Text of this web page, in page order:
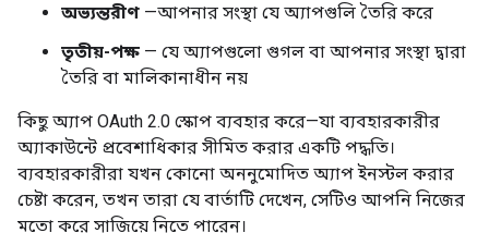
অভ্যন্তরীণ —আপনার সংস্থা যে অ্যাপগুলি তৈরি করে
তৃতীয়-পক্ষ — যে অ্যাপগুলো গুগল বা আপনার সংস্থা দ্বারা
তৈরি বা মালিকানাধীন নয়
কিছু অ্যাপ OAuth 2.0 স্কোপ ব্যবহার করে—যা ব্যবহারকারীর
অ্যাকাউন্টে প্রবেশাধিকার সীমিত করার একটি পদ্ধতি।
ব্যবহারকারীরা যখন কোনো অননুমোদিত অ্যাপ ইনস্টল করার
চেষ্টা করেন, তখন তারা যে বার্তাটি দেখেন, সেটিও আপনি নিজের
মতো করে সাজিয়ে নিতে পারেন।